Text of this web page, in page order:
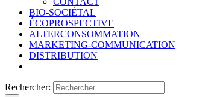
BIO-SOCIÉTAL
ÉCOPROSPECTIVE
ALTERCONSOMMATION
MARKETING-COMMUNICATION
DISTRIBUTION
Rechercher: